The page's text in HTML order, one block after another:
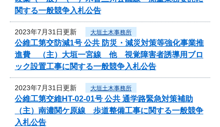
関する一般競争入札公告
2023年7月31日更新 大垣土木事務所
公維工第交防減1号 公共 防災・減災対策等強化事業推
進費 （主）大垣一宮線 他 視覚障害者誘導用ブロ
ック設置工事に関する一般競争入札公告
2023年7月31日更新 大垣土木事務所
公維工第交維HT-02-01号 公共 通学路緊急対策補助
（主）南濃関ケ原線 歩道整備工事に関する一般競争
入札公告